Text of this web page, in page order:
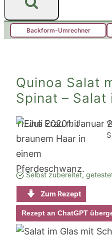
Backform-Umrechner
Quinoa Salat
Spinat – Salat
11. Juli 20201. Januarvon
Selbst zubereitet,
Zum Rezept
Rezept an ChatGPT